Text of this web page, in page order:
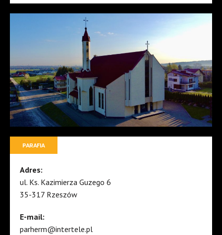
PARAFIA
Adres:
ul. Ks. Kazimierza Guzego 6
35-317 Rzeszów
E-mail:
parherm@intertele.pl